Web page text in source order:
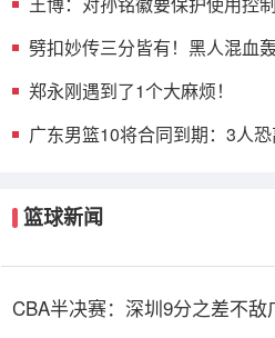
劈扣妙传三分皆有！黑人混血
郑永刚遇到了1个大麻烦！
广东男篮10将合同到期：3人
篮球新闻
CBA半决赛：深圳9分之差不